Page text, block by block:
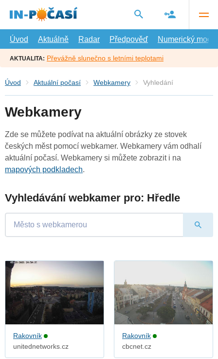
hlavní
Úvod
Aktuálně Radar Předpověď Numerický model
AKTUALITA: Převážně slunečno s letními teplotami
Úvod Aktuální počasí Webkamery Vyhledání
Webkamery
Zde se můžete podívat na aktuální obrázky ze stovek
českých měst pomocí webkamer. Webkamery vám odhalí
aktuální počasí. Webkamery si můžete zobrazit i na
mapových podkladech.
Vyhledávání webkamer pro: Hředle
Rakovník
unitednetworks.cz
Rakovník
cbcnet.cz